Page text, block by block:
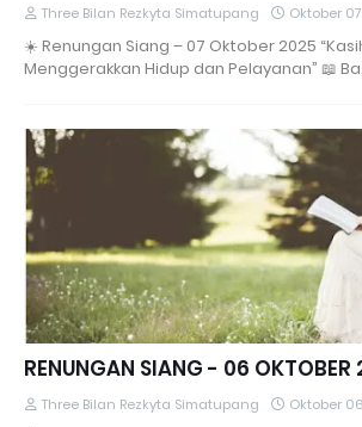
Three Bilan Rezkyta Simatupang Oktober
☀️ Renungan Siang – 07 Oktober 2025
Menggerakkan Hidup dan Pelayanan” 📖
RENUNGAN SIANG - 06 OKTOBER
Three Bilan Rezkyta Simatupang Oktober